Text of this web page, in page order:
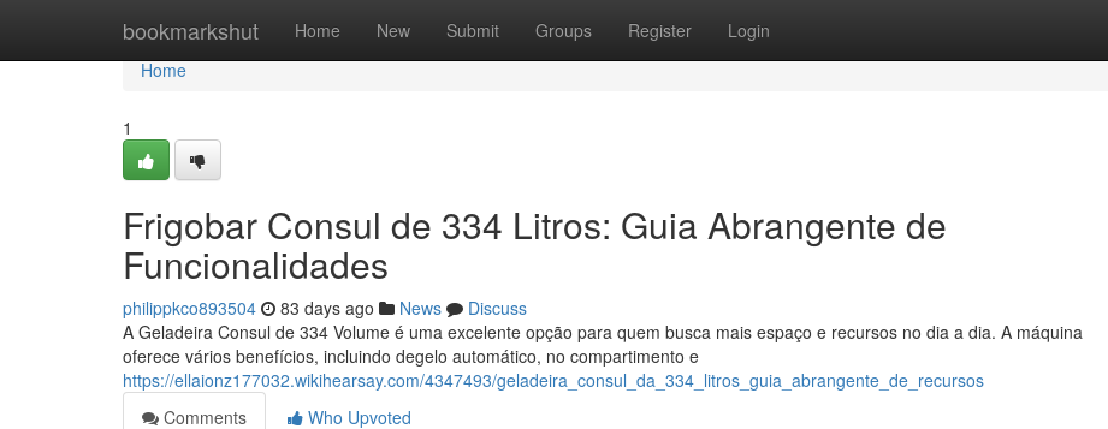
bookmarkshut Home New Submit Groups Register Login
Home
Home
1
Frigobar Consul de 334 Litros: Guia Abrangente de
Funcionalidades
philippkco893504 83 days ago News
Discuss
A Geladeira Consul de 334 Volume é uma excelente opção para quem busca mais espaço e recursos no dia a dia. A máquina
oferece vários benefícios, incluindo degelo automático, no compartimento e
https://ellaionz177032.wikihearsay.com/4347493/geladeira_consul_da_334_litros_guia_abrangente_de_recursos
Comments
Who Upvoted